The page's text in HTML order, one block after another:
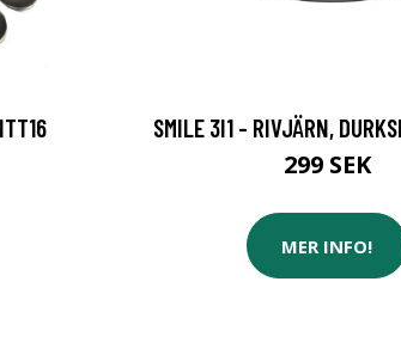
SMILE 3I1 - RIVJÄRN,
299 SEK
MER INFO!